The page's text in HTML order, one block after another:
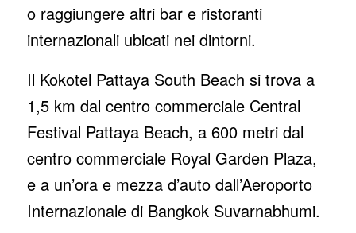
o raggiungere altri bar e ristoranti
internazionali ubicati nei dintorni.
Il Kokotel Pattaya South Beach si trova a
1,5 km dal centro commerciale Central
Festival Pattaya Beach, a 600 metri dal
centro commerciale Royal Garden Plaza,
e a un’ora e mezza d’auto dall’Aeroporto
Internazionale di Bangkok Suvarnabhumi.